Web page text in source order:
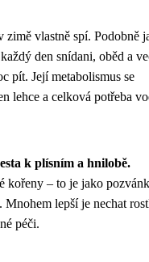
zimě vlastně spí. Podobně
den snídani, oběd a
pít. Její metabolismus se
lehce a celková potřeba
k plísním a hnilobě.
kořeny – to je jako
Mnohem lepší je nechat
péči.